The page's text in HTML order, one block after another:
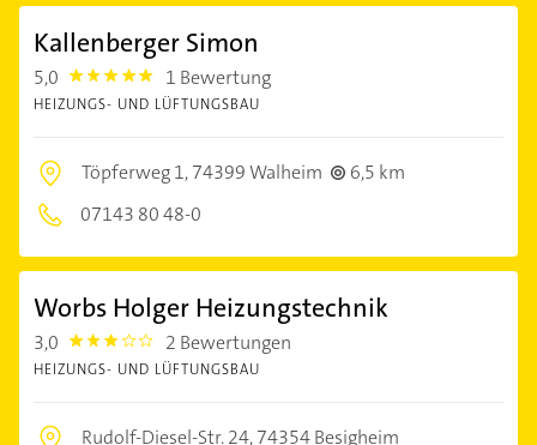
Kallenberger Simon
5,0 5.0 1 Bewertung
HEIZUNGS- UND LÜFTUNGSBAU
Töpferweg 1,74399 Walheim
6,5 km
07143 80 48-0
Worbs Holger Heizungstechnik
3,0 3.0 2 Bewertungen
HEIZUNGS- UND LÜFTUNGSBAU
Rudolf-Diesel-Str. 24,74354 Besigheim